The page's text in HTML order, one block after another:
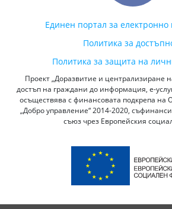
Единен портал за
Политика за
Политика за защита на
Проект „Доразвитие и централизиране
достъп на граждани до информация, е-
осъществява с финансовата подкрепа на
„Добро управление“ 2014-2020,
съюз чрез Европейския